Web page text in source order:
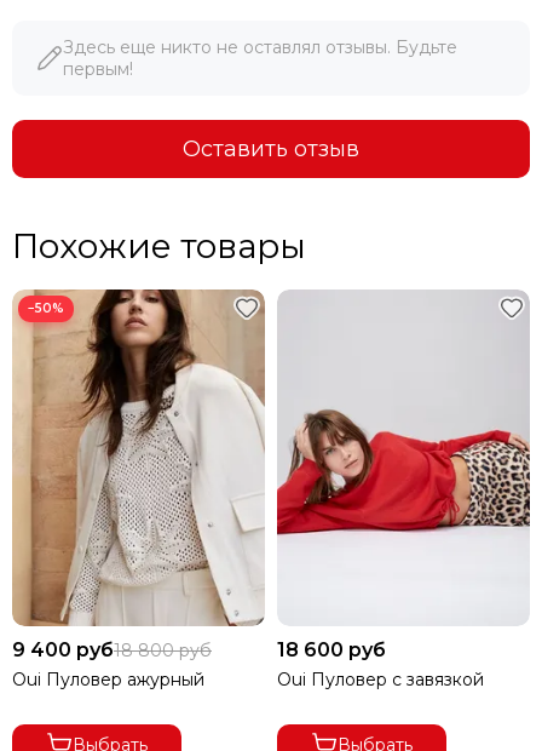
Здесь еще никто не оставлял отзывы. Будьте
первым!
Оставить отзыв
Похожие товары
−50%
9 400 руб18 800 руб
Oui Пуловер ажурный
Выбрать
18 600 руб
Oui Пуловер с завязкой
Выбрать